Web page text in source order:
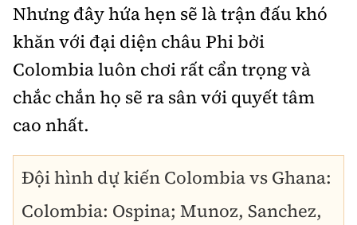
Nhưng đây hứa hẹn sẽ là trận đấu khó
khăn với đại diện châu Phi bởi
Colombia luôn chơi rất cẩn trọng và
chắc chắn họ sẽ ra sân với quyết tâm
cao nhất.
Đội hình dự kiến Colombia vs Ghana:
Colombia: Ospina; Munoz, Sanchez,